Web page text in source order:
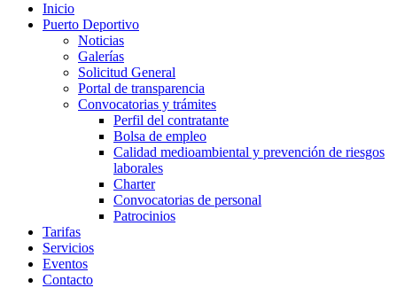
Inicio
Puerto Deportivo
Noticias
Galerías
Solicitud General
Portal de transparencia
Convocatorias y trámites
Perfil del contratante
Bolsa de empleo
Calidad medioambiental y prevención de riesgos
laborales
Charter
Convocatorias de personal
Patrocinios
Tarifas
Servicios
Eventos
Contacto